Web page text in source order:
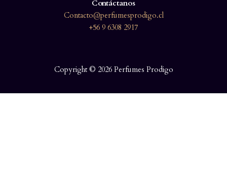
Contáctanos
Contacto@perfumesprodigo.cl
+56 9 6308 2917
Copyright © 2026 Perfumes Prodigo